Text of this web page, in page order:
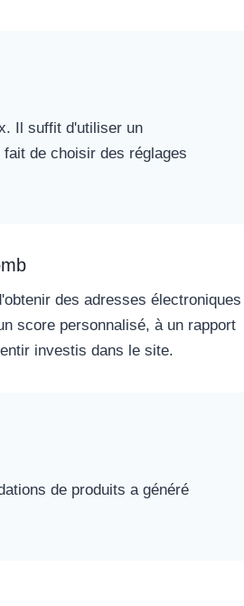
Il suffit d'utiliser un
de choisir des réglages
des adresses électroniques
score personnalisé, à un rapport
investis dans le site.
de produits a généré